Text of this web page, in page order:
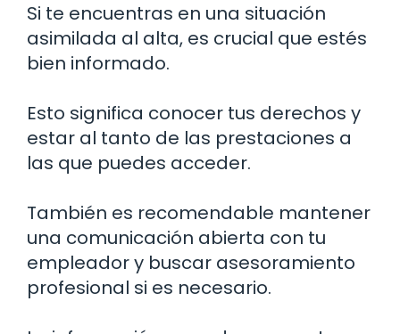
Si te encuentras en una situación
asimilada al alta, es crucial que estés
bien informado.
Esto significa conocer tus derechos y
estar al tanto de las prestaciones a
las que puedes acceder.
También es recomendable mantener
una comunicación abierta con tu
empleador y buscar asesoramiento
profesional si es necesario.